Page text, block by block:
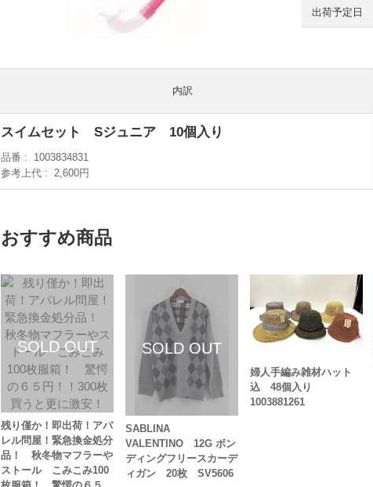
出荷予定日
内訳
スイムセット Sジュニア 10個入り
品番
1003834831
参考上代
2,600円
おすすめ商品
残り僅か！即出荷！アパ
レル問屋！緊急換金処分
品！ 秋冬物マフラーや
ストール こみこみ100
SABLINA
VALENTINO 12G ボン
ディングフリースカーデ
ィガン 20枚 SV5606
婦人手編み雑材ハット
込 48個入り
1003881261